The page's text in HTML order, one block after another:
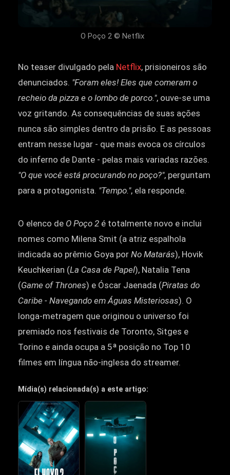
O Poço 2 © Netflix
No teaser divulgado pela Netflix, prisioneiros são
denunciados. "Foram eles! Eles que comeram o
recheio da pizza e o lombo de porco.", ouve-se uma
voz gritando. As consequências de suas ações
nunca são simples dentro da prisão. E as pessoas
entram nesse lugar - que mais evoca os círculos
do inferno de Dante - pelas mais variadas razões.
"O que você está procurando no poço?", perguntam
para a protagonista. "Tempo.", ela responde.
O elenco de O Poço 2 é totalmente novo e inclui
nomes como Milena Smit (a atriz espalhola
indicada ao prêmio Goya por No Matarás), Hovik
Keuchkerian (La Casa de Papel), Natalia Tena
(Game of Thrones) e Óscar Jaenada (Piratas do
Caribe - Navegando em Águas Misteriosas). O
longa-metragem que originou o universo foi
premiado nos festivais de Toronto, Sitges e
Torino e ainda ocupa a 5ª posição no Top 10
filmes em língua não-inglesa do streamer.
Mídia(s) relacionada(s) a este artigo: